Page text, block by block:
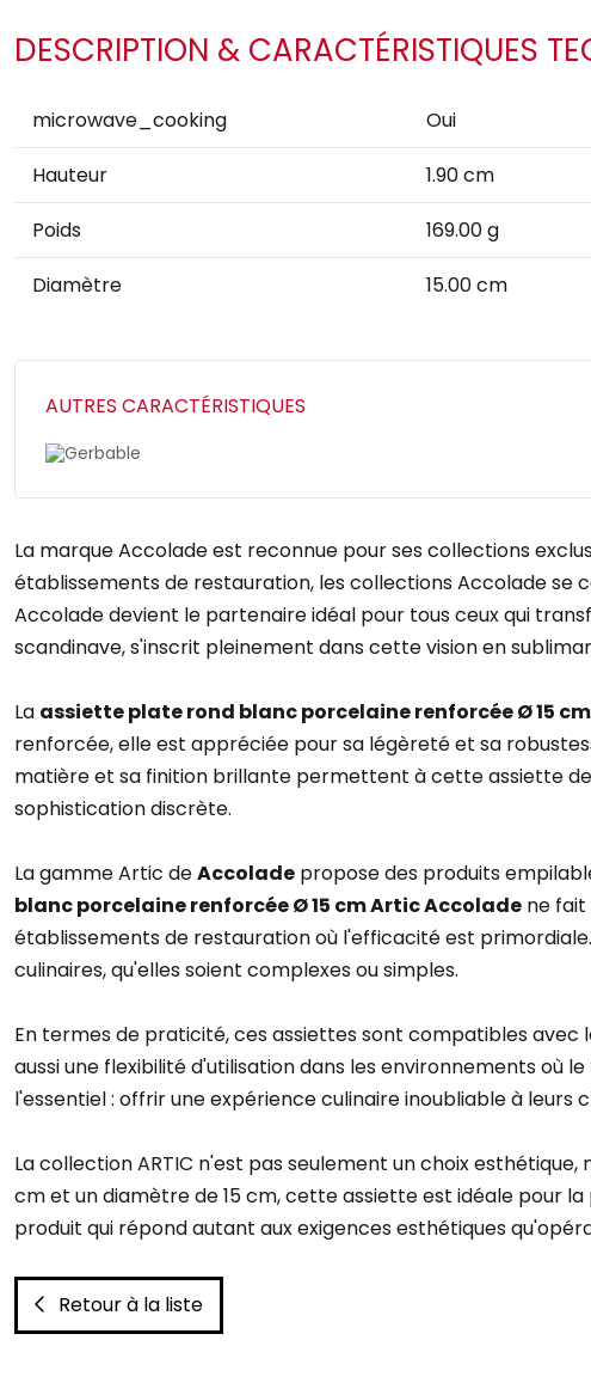
DESCRIPTION & CARACTÉRISTIQUES
microwave_cooking
Oui
Hauteur
1.90 cm
Poids
169.00 g
Diamètre
15.00 cm
AUTRES CARACTÉRISTIQUES
Gerbable
La marque Accolade est reconnue pour ses collections
établissements de restauration, les collections Accolade se
Accolade devient le partenaire idéal pour tous ceux qui
scandinave, s'inscrit pleinement dans cette vision en
La assiette plate rond blanc porcelaine renforcée Ø 15
renforcée, elle est appréciée pour sa légèreté et sa
matière et sa finition brillante permettent à cette assiette
sophistication discrète.
La gamme Artic deAccolade propose des produits
blanc porcelaine renforcée Ø 15 cm Artic Accolade ne
établissements de restauration où l'efficacité est
culinaires, qu'elles soient complexes ou simples.
En termes de praticité, ces assiettes sont compatibles
aussi une flexibilité d'utilisation dans les environnements
l'essentiel : offrir une expérience culinaire inoubliable à leurs
La collection ARTIC n'est pas seulement un choix
cm et un diamètre de 15 cm, cette assiette est idéale pour
produit qui répond autant aux exigences esthétiques
Retour à la liste